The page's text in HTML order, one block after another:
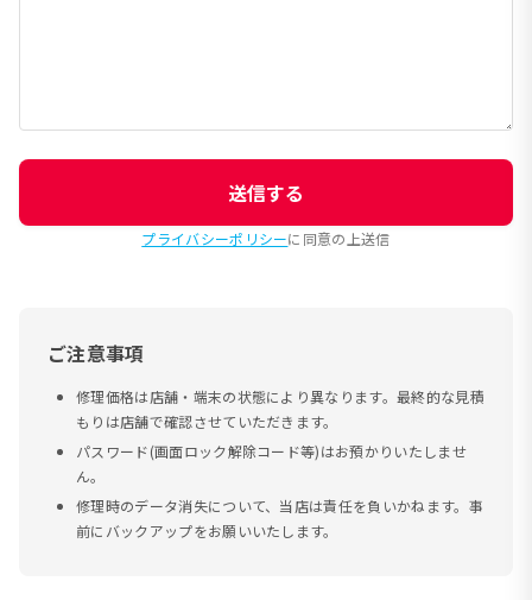
送信する
プライバシーポリシーに同意の上送信
ご注意事項
修理価格は店舗・端末の状態により異なります。最終的な見積
もりは店舗で確認させていただきます。
パスワード(画面ロック解除コード等)はお預かりいたしませ
ん。
修理時のデータ消失について、当店は責任を負いかねます。事
前にバックアップをお願いいたします。